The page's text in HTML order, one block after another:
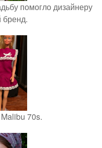
помогло дизайнеру
бренд.
70s.